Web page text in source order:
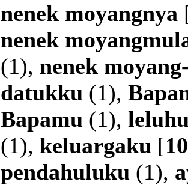
nenek moyangnya
nenek
(1), nenek
datukku (1),
Bapamu (1),
(1), keluargaku [
pendahuluku (1),